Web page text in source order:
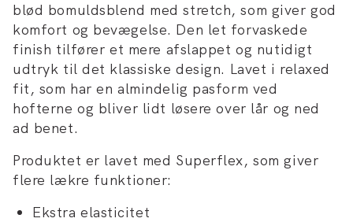
blød bomuldsblend med stretch, som giver god
komfort og bevægelse. Den let forvaskede
finish tilfører et mere afslappet og nutidigt
udtryk til det klassiske design. Lavet i relaxed
fit, som har en almindelig pasform ved
hofterne og bliver lidt løsere over lår og ned
ad benet.
Produktet er lavet med Superflex, som giver
flere lækre funktioner:
Ekstra elasticitet